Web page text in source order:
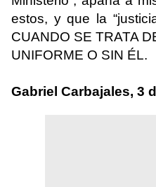
estos, y que la
CUANDO SE TRATA
UNIFORME O SIN ÉL.
Gabriel Carbajales, 3